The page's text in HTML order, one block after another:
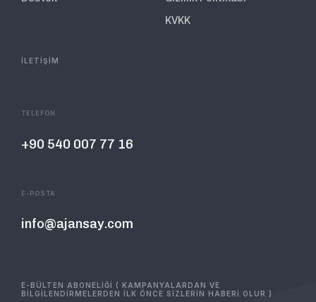
KVKK
İLETİŞİM
TELEFON
+90 540 007 77 16
E-POSTA
info@ajansay.com
E-BÜLTEN ABONELİĞİ ( KAMPANYALARDAN VE
BİLGİLENDİRMELERDEN İLK ÖNCE SİZLERİN HABERİ OLUR )